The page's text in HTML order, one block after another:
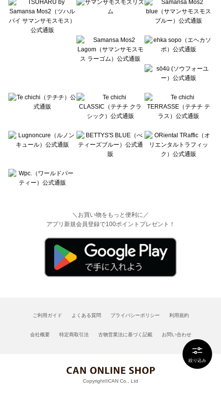
絞り込み
Lugnoncure（ルノンキュール）の一覧
BETTY'S BLUE（べティーズブルー）の一覧
Wpc.（ワールドパーティー）の一覧
＼お買い物をもっと便利に／
アプリ新規会員登録で100ポイントプレゼント！
ご利用ガイド よくある質問 プライバシーポリシー 利用規約
会社概要 特定商取引法 古物営業法に基づく記載 お問い合わせ
Copyright©CAN Co., Ltd